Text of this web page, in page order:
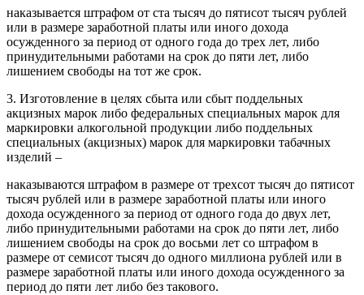
наказывается штрафом от ста тысяч до пятисот тысяч рублей
или в размере заработной платы или иного дохода
осужденного за период от одного года до трех лет, либо
принудительными работами на срок до пяти лет, либо
лишением свободы на тот же срок.
3. Изготовление в целях сбыта или сбыт поддельных
акцизных марок либо федеральных специальных марок для
маркировки алкогольной продукции либо поддельных
специальных (акцизных) марок для маркировки табачных
изделий –
наказываются штрафом в размере от трехсот тысяч до пятисот
тысяч рублей или в размере заработной платы или иного
дохода осужденного за период от одного года до двух лет,
либо принудительными работами на срок до пяти лет, либо
лишением свободы на срок до восьми лет со штрафом в
размере от семисот тысяч до одного миллиона рублей или в
размере заработной платы или иного дохода осужденного за
период до пяти лет либо без такового.